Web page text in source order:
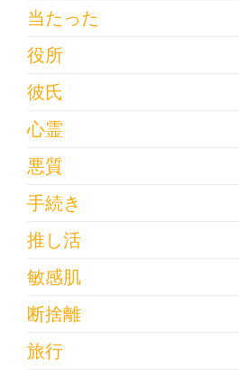
当たった
役所
彼氏
心霊
悪質
手続き
推し活
敏感肌
断捨離
旅行